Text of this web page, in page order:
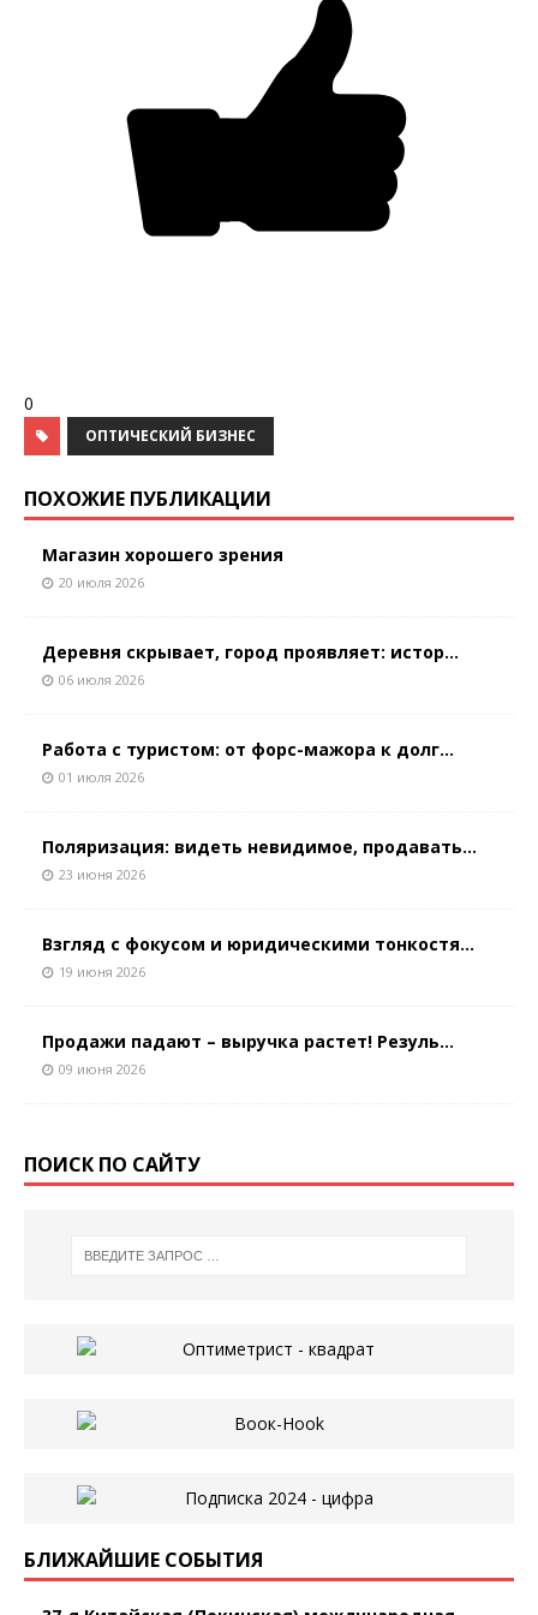
0
ОПТИЧЕСКИЙ БИЗНЕС
ПОХОЖИЕ ПУБЛИКАЦИИ
Магазин хорошего зрения
20 июля 2026
Деревня скрывает, город проявляет: истор...
06 июля 2026
Работа с туристом: от форс-мажора к долг...
01 июля 2026
Поляризация: видеть невидимое, продавать...
23 июня 2026
Взгляд с фокусом и юридическими тонкостя...
19 июня 2026
Продажи падают – выручка растет! Резуль...
09 июня 2026
ПОИСК ПО САЙТУ
БЛИЖАЙШИЕ СОБЫТИЯ